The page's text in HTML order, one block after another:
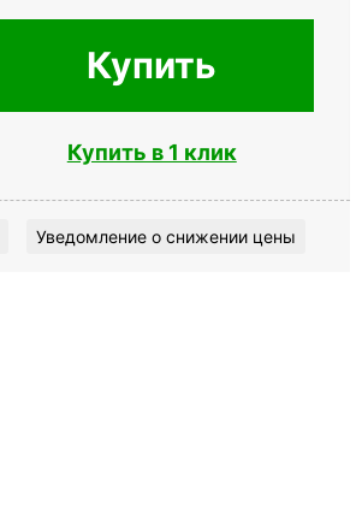
Купить
Купить в 1 клик
Уведомление о снижении цены